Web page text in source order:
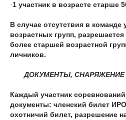
·1 участник в возрасте старше
В случае отсутствия в команде
возрастных групп,
более старшей возрастной
личников.
ДОКУМЕНТЫ, СНАРЯЖЕНИЕ
Каждый участник
документы: членский билет
охотничий билет, разрешение